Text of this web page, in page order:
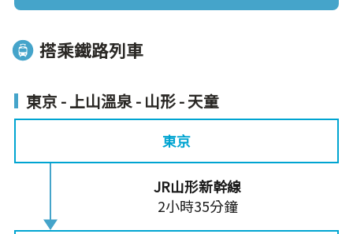
搭乘鐵路列車
東京 - 上山溫泉 - 山形 - 天童
東京
JR山形新幹線
2小時35分鐘